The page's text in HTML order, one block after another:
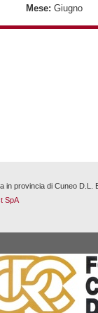
Mese: Giugno
provincia di Cuneo D.L.
SpA